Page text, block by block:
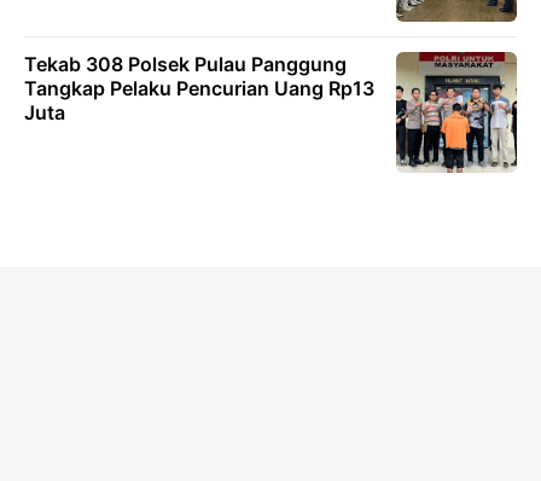
Tekab 308 Polsek Pulau Panggung
Tangkap Pelaku Pencurian Uang Rp13
Juta